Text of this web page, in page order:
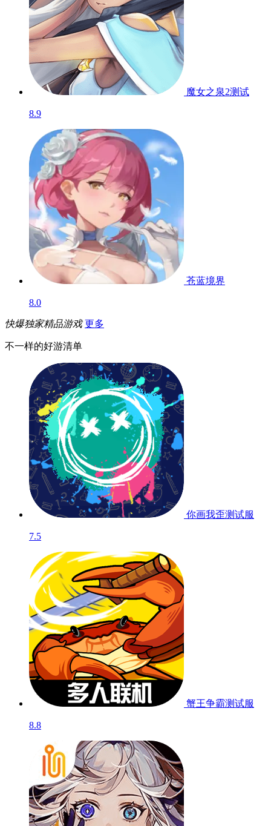
魔女之泉2测试
8.9
苍蓝境界
8.0
快爆独家精品游戏 更多
不一样的好游清单
你画我歪测试服
7.5
蟹王争霸测试服
8.8